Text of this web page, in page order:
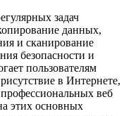
задач
данных,
и сканирование
безопасности и
пользователям
в Интернете,
веб
этих основных